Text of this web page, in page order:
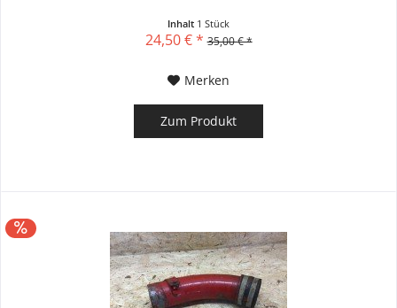
Inhalt 1 Stück
24,50 € * 35,00 € *
Merken
Zum Produkt